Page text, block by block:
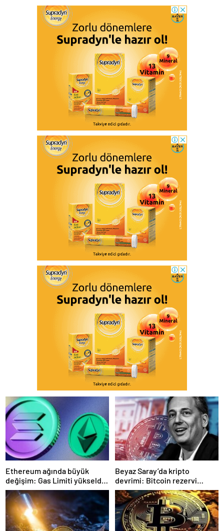
Ethereum ağında büyük
değişim: Gas Limiti yükseldi,
işlem ücretleri düşebilir mi?
Beyaz Saray’da kripto
devrimi: Bitcoin rezervi
gerçek olabilir mi?